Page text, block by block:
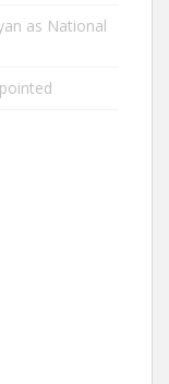
as National